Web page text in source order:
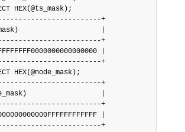
HEX(@ts_mask);
+
|
+
|
+
HEX(@node_mask);
+
|
+
|
+